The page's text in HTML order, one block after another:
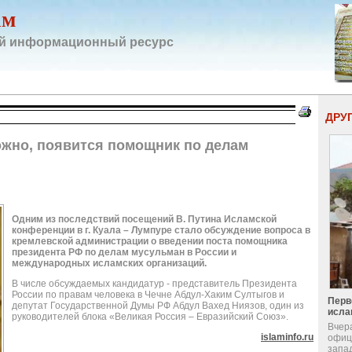
информационный ресурс
появится помощник по делам
Одним из последствий посещений В. Путина Исламской
конференции в г. Куала – Лумпуре стало обсуждение вопроса в
кремлевской администрации о введении поста помощника
президента РФ по делам мусульман в России и
международных исламских организаций.
В числе обсуждаемых кандидатур - представитель Президента
России по правам человека в Чечне Абдул-Хаким Султыгов и
депутат Государственной Думы РФ Абдул Вахед Ниязов, один из
руководителей блока «Великая Россия – Евразийский Союз».
islaminfo.ru